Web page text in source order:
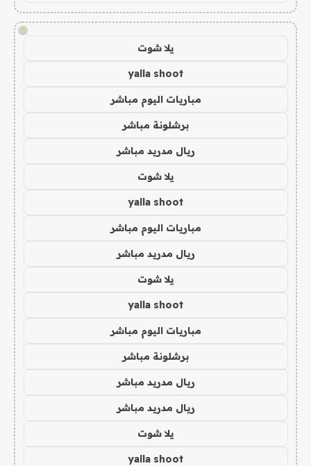
!
يلا شوت
yalla shoot
مباريات اليوم مباشر
برشلونة مباشر
ريال مدريد مباشر
يلا شوت
yalla shoot
مباريات اليوم مباشر
ريال مدريد مباشر
يلا شوت
yalla shoot
مباريات اليوم مباشر
برشلونة مباشر
ريال مدريد مباشر
ريال مدريد مباشر
يلا شوت
yalla shoot